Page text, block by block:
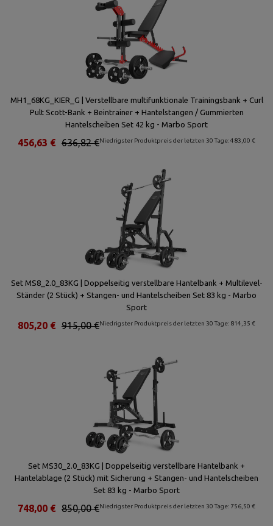
MH1_68KG_KIER_G | Verstellbare multifunktionale Trainingsbank + Curl
Pult Scott-Bank + Beintrainer + Hantelstangen / Gummierten
Hantelscheiben Set 42 kg - Marbo Sport
Niedrigster Produktpreis der letzten 30 Tage: 483,00 €
636,82 €
456,63 €
Set MS8_2.0_83KG | Doppelseitig verstellbare Hantelbank + Multilevel-
Ständer (2 Stück) + Stangen- und Hantelscheiben Set 83 kg - Marbo
Sport
Niedrigster Produktpreis der letzten 30 Tage: 814,35 €
915,00 €
805,20 €
Set MS30_2.0_83KG | Doppelseitig verstellbare Hantelbank +
Hantelablage (2 Stück) mit Sicherung + Stangen- und Hantelscheiben
Set 83 kg - Marbo Sport
Niedrigster Produktpreis der letzten 30 Tage: 756,50 €
850,00 €
748,00 €